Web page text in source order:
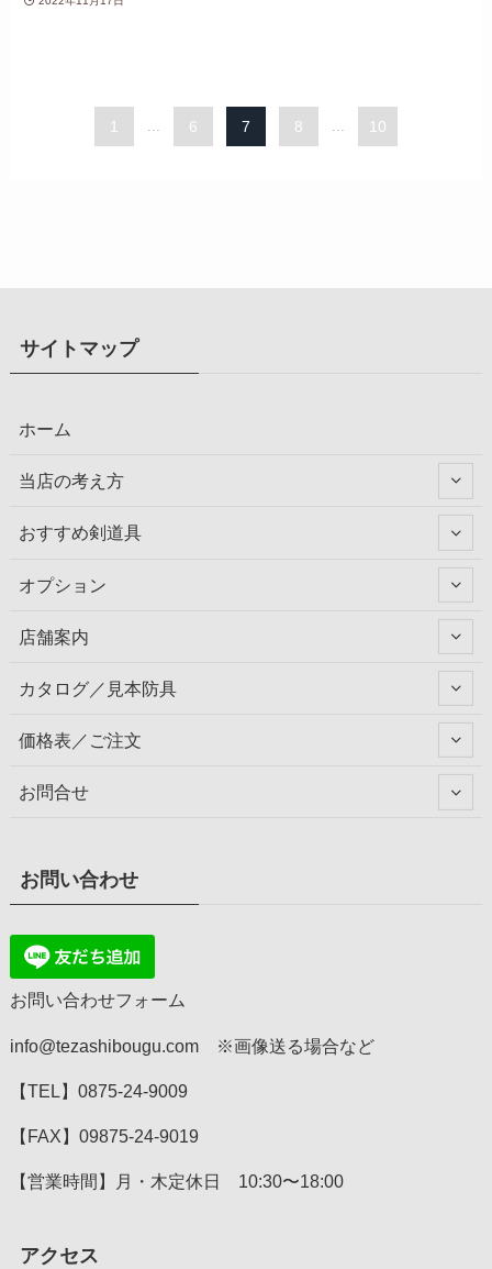
1 6 7 8 10
サイトマップ
ホーム
当店の考え方
おすすめ剣道具
オプション
店舗案内
カタログ／見本防具
価格表／ご注文
お問合せ
お問い合わせ
お問い合わせフォーム
info@tezashibougu.com ※画像送る場合など
【TEL】0875-24-9009
【FAX】09875-24-9019
【営業時間】月・木定休日 10:30〜18:00
アクセス